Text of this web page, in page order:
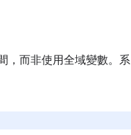
，而非使用全域變數。系